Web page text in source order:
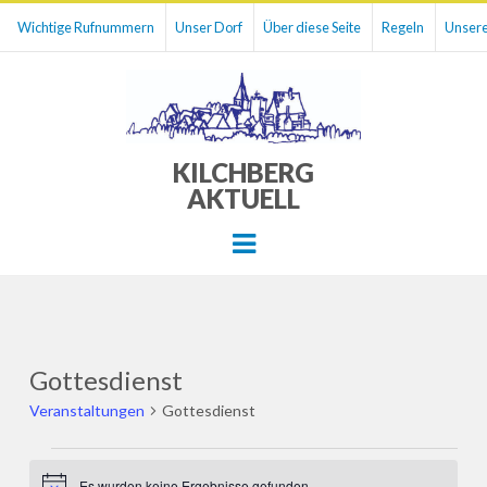
Wichtige Rufnummern Unser Dorf Über diese Seite Regeln
KILCHBERG
AKTUELL
Menu
Gottesdienst
Veranstaltungen Gottesdienst
Veranstaltungen